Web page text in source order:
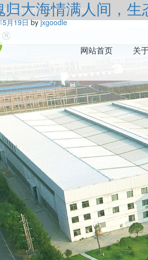
藏科技有限公司官方网站！
网站首页 关
大海情满人间，生
5月19日byjxgoodle